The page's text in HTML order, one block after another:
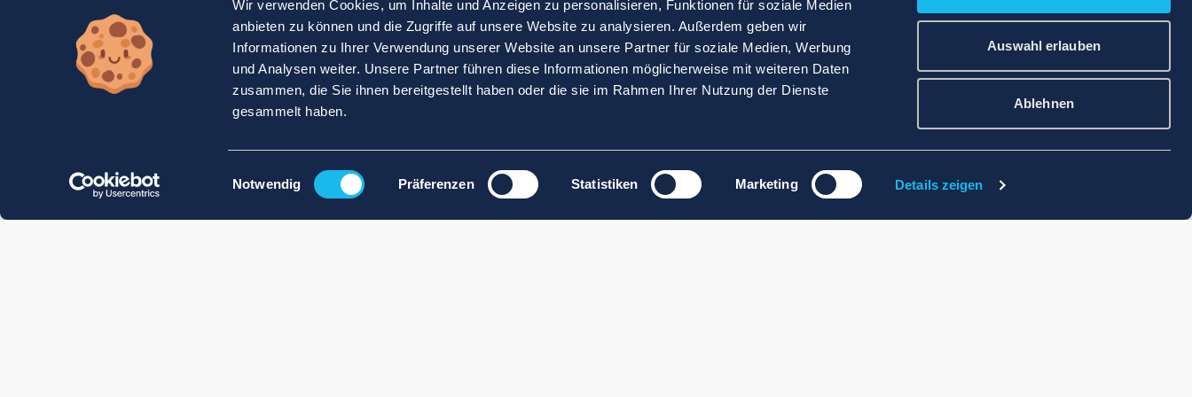
Wir verwenden Cookies, um Inhalte und Anzeigen zu personalisieren, Funktionen für soziale Medien
anbieten zu können und die Zugriffe auf unsere Website zu analysieren. Außerdem geben wir
Informationen zu Ihrer Verwendung unserer Website an unsere Partner für soziale Medien, Werbung
und Analysen weiter. Unsere Partner führen diese Informationen möglicherweise mit weiteren Daten
zusammen, die Sie ihnen bereitgestellt haben oder die sie im Rahmen Ihrer Nutzung der Dienste
gesammelt haben.
Einwilligungsauswahl
Notwendig Präferenzen Statistiken Marketing Details zeigen
Auswahl erlauben
Ablehnen